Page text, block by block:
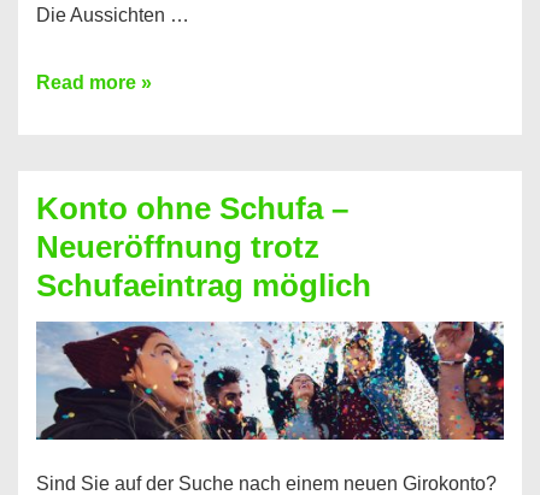
Die Aussichten …
Mit
Sie
einen
Kredit
ohne
Einkommensnachweis
Read more »
Konto ohne Schufa –
Neueröffnung trotz
Schufaeintrag möglich
Sind Sie auf der Suche nach einem neuen Girokonto?